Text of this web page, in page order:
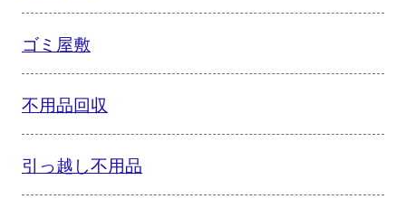
ゴミ屋敷
不用品回収
引っ越し不用品